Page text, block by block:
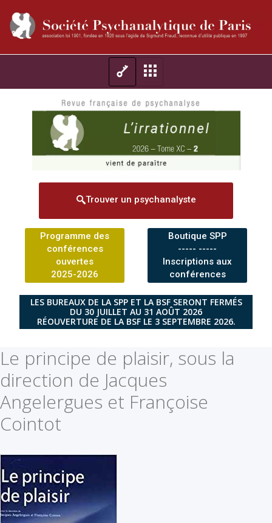
Trouver un psychanalyste
Programme des
conférences
ouvertes
2025-2026
Boutique SPP
----- -----
Inscriptions aux
conférences
LES BUREAUX DE LA SPP ET LA BSF SERONT FERMÉS
DU 30 JUILLET AU 31 AOÛT 2026
RÉOUVERTURE DE LA BSF LE 3 SEPTEMBRE 2026.
Le principe de plaisir, sous la
direction de Jacques
Angelergues et Françoise
Cointot